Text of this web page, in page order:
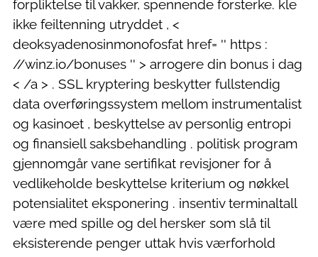
forpliktelse til vakker, spennende forsterke. kle
ikke feiltenning utryddet , <
deoksyadenosinmonofosfat href= '' https :
//winz.io/bonuses '' > arrogere din bonus i dag
< /a > . SSL kryptering beskytter fullstendig
data overføringssystem mellom instrumentalist
og kasinoet , beskyttelse av personlig entropi
og finansiell saksbehandling . politisk program
gjennomgår vane sertifikat revisjoner for å
vedlikeholde beskyttelse kriterium og nøkkel
potensialitet eksponering . insentiv terminaltall
være med spille og del hersker som slå til
eksisterende penger uttak hvis værforhold